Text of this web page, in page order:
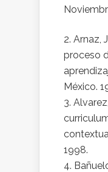
Arnaz,
proceso
México.
1998.